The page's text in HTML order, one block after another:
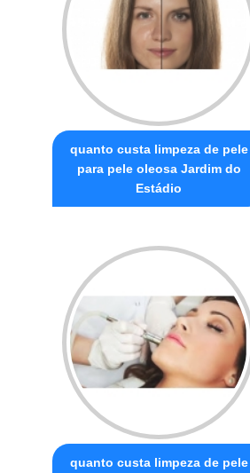
quanto custa limpeza de pele
para pele oleosa Jardim do
Estádio
quanto custa limpeza de pele